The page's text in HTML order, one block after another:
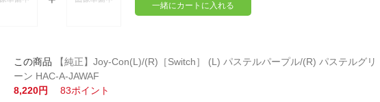
一緒にカートに入れる
【純正】Joy-Con(L)/(R)［Switch］ (L) パステルパープル/(R) パステルグリ
ーン HAC-A-JAWAF
8,220円
83ポイント